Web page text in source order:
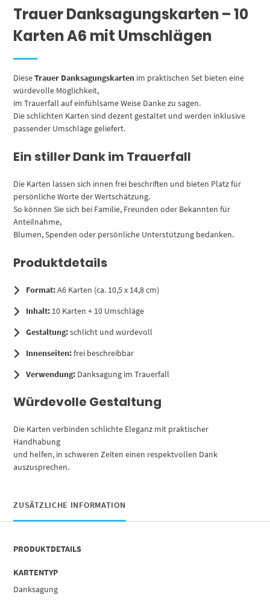
Trauer Danksagungskarten – 10
Karten A6 mit Umschlägen
DieseTrauer Danksagungskarten im praktischen Set bieten eine
würdevolle Möglichkeit,
im Trauerfall auf einfühlsame Weise Danke zu sagen.
Die schlichten Karten sind dezent gestaltet und werden inklusive
passender Umschläge geliefert.
Ein stiller Dank im Trauerfall
Die Karten lassen sich innen frei beschriften und bieten Platz für
persönliche Worte der Wertschätzung.
So können Sie sich bei Familie, Freunden oder Bekannten für
Anteilnahme,
Blumen, Spenden oder persönliche Unterstützung bedanken.
Produktdetails
Format:A6 Karten (ca. 10,5 x 14,8 cm)
Inhalt: 10 Karten + 10 Umschläge
Gestaltung:schlicht und würdevoll
Innenseiten:frei beschreibbar
Verwendung: Danksagung im Trauerfall
Würdevolle Gestaltung
Die Karten verbinden schlichte Eleganz mit praktischer
Handhabung
und helfen, in schweren Zeiten einen respektvollen Dank
auszusprechen.
ZUSÄTZLICHE INFORMATION
PRODUKTDETAILS
KARTENTYP
Danksagung